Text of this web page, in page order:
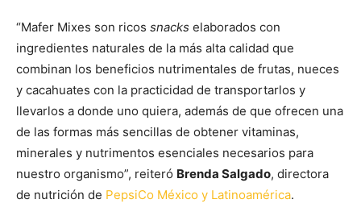
“Mafer Mixes son ricos snacks elaborados con
ingredientes naturales de la más alta calidad que
combinan los beneficios nutrimentales de frutas, nueces
y cacahuates con la practicidad de transportarlos y
llevarlos a donde uno quiera, además de que ofrecen una
de las formas más sencillas de obtener vitaminas,
minerales y nutrimentos esenciales necesarios para
nuestro organismo”, reiteró Brenda Salgado, directora
de nutrición de PepsiCo México y Latinoamérica.